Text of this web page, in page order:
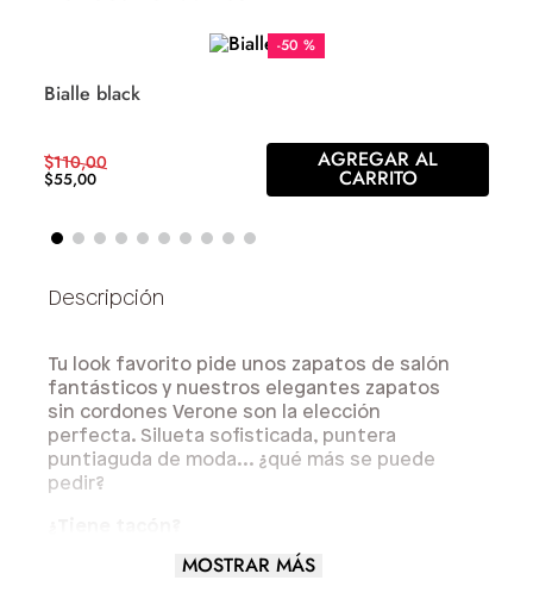
-50 %
Bialle black
$110,00
$55,00
AGREGAR AL
CARRITO
Tu look favorito pide unos zapatos de salón
fantásticos y nuestros elegantes zapatos
sin cordones Verone son la elección
perfecta. Silueta sofisticada, puntera
puntiaguda de moda... ¿qué más se puede
pedir?
MOSTRAR MÁS